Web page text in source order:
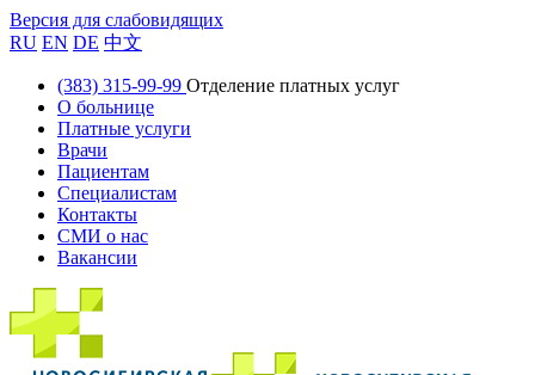
Версия для слабовидящих
RU EN DE 中文
(383) 315-99-99 Отделение платных услуг
О больнице
Платные услуги
Врачи
Пациентам
Специалистам
Контакты
СМИ о нас
Вакансии